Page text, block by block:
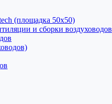
(площадка 50х50)
и сборки воздуховодов